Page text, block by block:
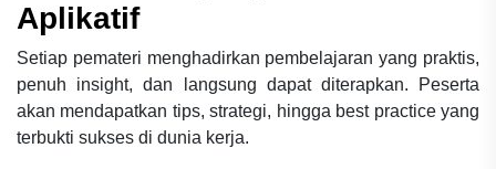
Aplikatif
Setiap pemateri menghadirkan pembelajaran yang praktis,
penuh insight, dan langsung dapat diterapkan. Peserta
akan mendapatkan tips, strategi, hingga best practice yang
terbukti sukses di dunia kerja.